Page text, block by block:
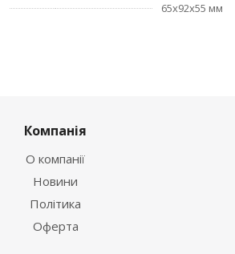
65х92х55 мм
Компанія
О компанії
Новини
Політика
Оферта